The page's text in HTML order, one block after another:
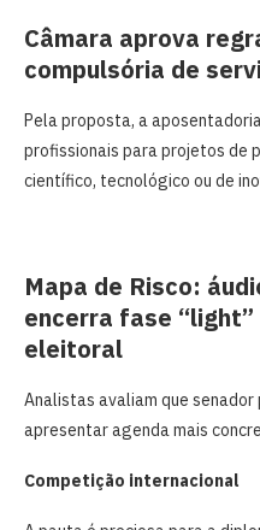
Câmara aprova
compulsória de
Pela proposta, a
profissionais para projetos de
científico, tecnológico ou de
Mapa de Risco:
encerra fase “light”
eleitoral
Analistas avaliam que
apresentar agenda mais
Competição internacional